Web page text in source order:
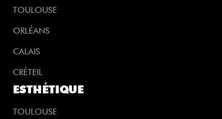
TOULOUSE
ORLÉANS
CALAIS
CRÉTEIL
ESTHÉTIQUE
TOULOUSE